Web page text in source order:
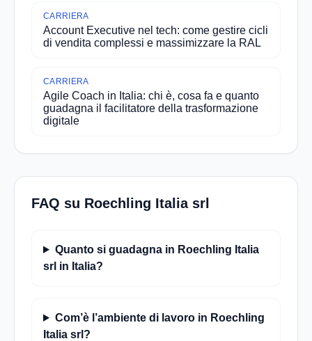
CARRIERA
Account Executive nel tech: come gestire cicli
di vendita complessi e massimizzare la RAL
CARRIERA
Agile Coach in Italia: chi è, cosa fa e quanto
guadagna il facilitatore della trasformazione
digitale
FAQ su Roechling Italia srl
Quanto si guadagna in Roechling Italia
srl in Italia?
Com’è l’ambiente di lavoro in Roechling
Italia srl?